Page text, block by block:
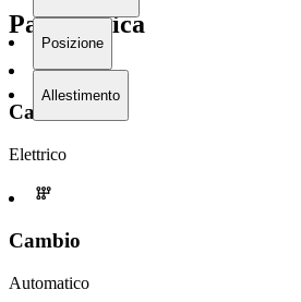
Posizione
Allestimento
Panoramica
Carburante
Elettrico
Cambio
Automatico